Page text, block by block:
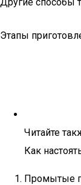
Этапы
Читайте
Как
Промытые